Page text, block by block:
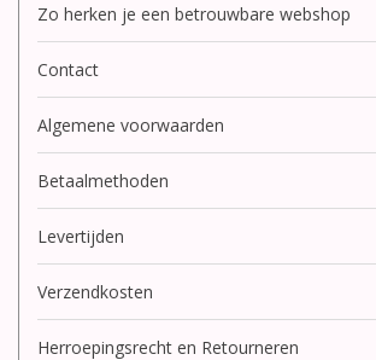
Zo herken je een betrouwbare webshop
Contact
Algemene voorwaarden
Betaalmethoden
Levertijden
Verzendkosten
Herroepingsrecht en Retourneren